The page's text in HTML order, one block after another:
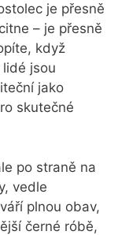
je přesně
– je přesně
když
jsou
jako
skutečné
po straně na
vedle
plnou obav,
černé róbě,